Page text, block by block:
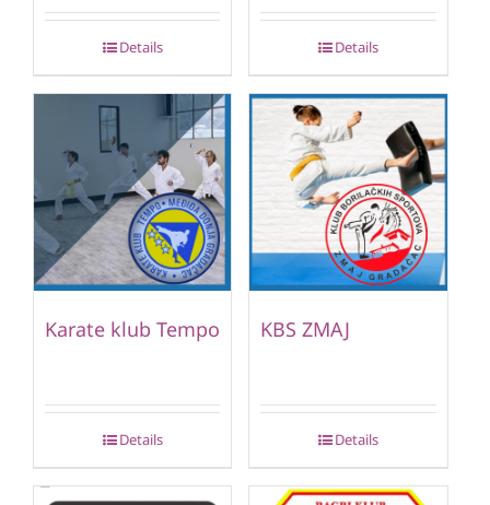
Details Details
Karate klub Tempo
Details
KBS ZMAJ
Details